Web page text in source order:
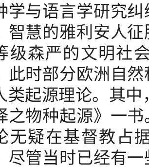
学与语言学研究
智慧的雅利安人
级森严的文明社
此时部分欧洲自
类起源理论。其
之物种起源》一
无疑在基督教占
尽管当时已经有